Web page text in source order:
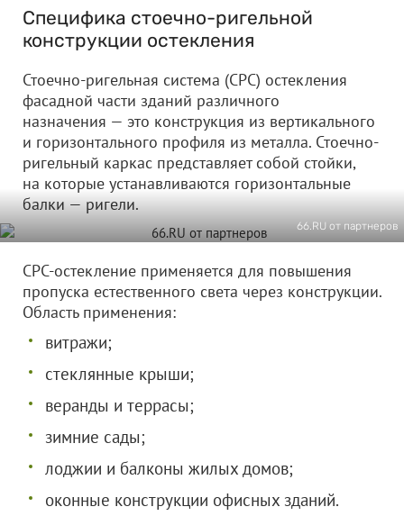
Специфика стоечно-ригельной
конструкции остекления
Стоечно-ригельная система (СРС) остекления
фасадной части зданий различного
назначения — это конструкция из вертикального
и горизонтального профиля из металла. Стоечно-
ригельный каркас представляет собой стойки,
на которые устанавливаются горизонтальные
балки — ригели.
66.RU от партнеров
СРС-остекление применяется для повышения
пропуска естественного света через конструкции.
Область применения:
витражи;
стеклянные крыши;
веранды и террасы;
зимние сады;
лоджии и балконы жилых домов;
оконные конструкции офисных зданий.